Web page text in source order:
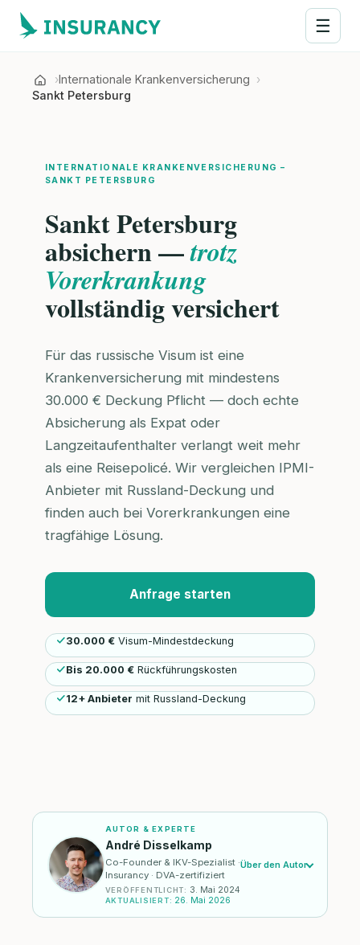
☰
Internationale Krankenversicherung
Sankt Petersburg
INTERNATIONALE KRANKENVERSICHERUNG –
SANKT PETERSBURG
Sankt Petersburg
absichern —trotz
Vorerkrankung
vollständig versichert
Für das russische Visum ist eine
Krankenversicherung mit mindestens
30.000 € Deckung Pflicht — doch echte
Absicherung als Expat oder
Langzeitaufenthalter verlangt weit mehr
als eine Reisepolicé. Wir vergleichen IPMI-
Anbieter mit Russland-Deckung und
finden auch bei Vorerkrankungen eine
tragfähige Lösung.
Anfrage starten
30.000 € Visum-Mindestdeckung
Bis 20.000 € Rückführungskosten
12+ Anbieter mit Russland-Deckung
AUTOR & EXPERTE
André Disselkamp
Co-Founder & IKV-Spezialist ·
Insurancy · DVA-zertifiziert
VERÖFFENTLICHT: 3. Mai 2024
AKTUALISIERT: 26. Mai 2026
Über den Autor